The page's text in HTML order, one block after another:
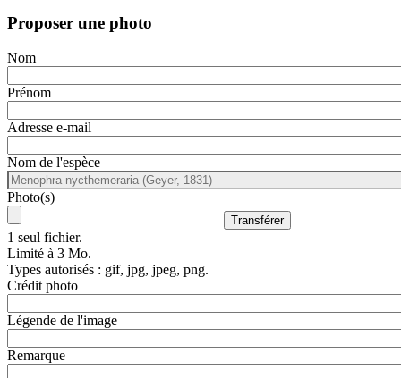
Proposer une photo
Nom
Prénom
Adresse e-mail
Nom de l'espèce
Photo(s)
1 seul fichier.
Limité à 3 Mo.
Types autorisés : gif, jpg, jpeg, png.
Crédit photo
Légende de l'image
Remarque